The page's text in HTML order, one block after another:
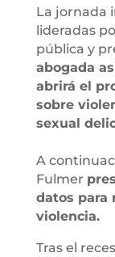
La jornada
lideradas
pública y
abogada
abrirá el
sobre
sexual
A
Fulmer
datos para
violencia.
Tras el